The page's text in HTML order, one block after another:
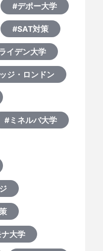
#デポー大学
#SAT対策
イデン大学
ジ・ロンドン
#ミネルバ大学
大学